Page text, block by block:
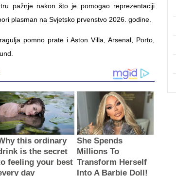
pažnje nakon što je pomogao reprezentaciji
plasman na Svjetsko prvenstvo 2026. godine.
pomno prate i Aston Villa, Arsenal, Porto,